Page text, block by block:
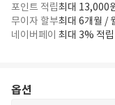
포인트 적립최대 13,000
무이자 할부최대 6개월 /
네이버페이 최대 3% 적립
옵션